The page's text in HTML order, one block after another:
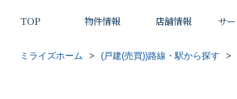
TOP 物件情報 店舗情報 サ
ミライズホーム > (戸建(売買))路線・駅から探す >